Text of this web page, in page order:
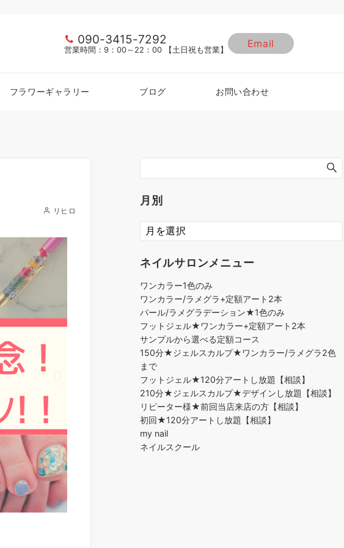
090-3415-7292
営業時間：9：00～22：00 【土日祝も営業】
Email
フラワーギャラリー ブログ お問い合わせ
リヒロ
月別
ネイルサロンメニュー
ワンカラー1色のみ
ワンカラー/ラメグラ+定額アート2本
パール/ラメグラデーション★1色のみ
フットジェル★ワンカラー+定額アート2本
サンプルから選べる定額コース
150分★ジェルスカルプ★ワンカラー/ラメグラ2色
まで
フットジェル★120分アートし放題【相談】
210分★ジェルスカルプ★デザインし放題【相談】
リピーター様★前回当店来店の方【相談】
初回★120分アートし放題【相談】
my nail
ネイルスクール